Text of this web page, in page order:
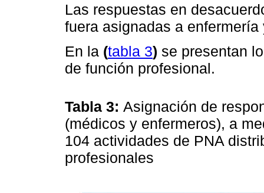
Las respuestas en
fuera asignadas a
En la (tabla 3) se presentan
de función profesional.
Tabla 3: Asignación de
(médicos y enfermeros), a
104 actividades de PNA
profesionales